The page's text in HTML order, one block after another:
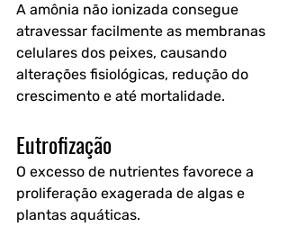
A amônia não ionizada consegue
atravessar facilmente as membranas
celulares dos peixes, causando
alterações fisiológicas, redução do
crescimento e até mortalidade.
Eutrofização
O excesso de nutrientes favorece a
proliferação exagerada de algas e
plantas aquáticas.